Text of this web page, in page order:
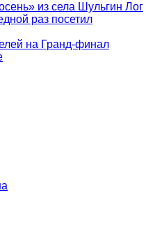
из села Шульгин Лог
раз посетил
на Гранд-финал